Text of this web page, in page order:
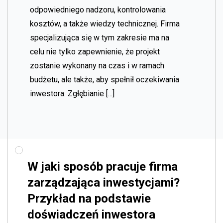
W jaki sposób pracuje firma
zarządzająca inwestycjami?
Przykład na podstawie
doświadczeń inwestora
odpowiedniego nadzoru, kontrolowania
kosztów, a także wiedzy technicznej. Firma
specjalizująca się w tym zakresie ma na
celu nie tylko zapewnienie, że projekt
zostanie wykonany na czas i w ramach
budżetu, ale także, aby spełnił oczekiwania
inwestora. Zgłębianie [...]